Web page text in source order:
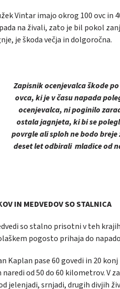
Vintar imajo okrog 100 ovc in
na živali, zato je bil pokol
je škoda večja in dolgoročna.
Zapisnik ocenjevalca škode
ovca, ki je v času napada
ocenjevalca, ni poginilo
ostala jagnjeta, ki bi se
povrgle ali sploh ne bodo
deset let odbirali mladice od
IN MEDVEDOV SO STALNICA
so stalno prisotni v teh
pogosto prihaja do
Kaplan pase 60 govedi in 20
naredi od 50 do 60 kilometrov. V
jelenjadi, srnjadi, drugih divjih